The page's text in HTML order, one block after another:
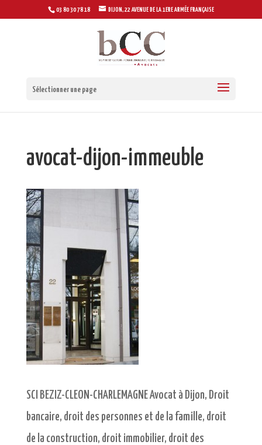
03 80 30 78 18 DIJON, 22 AVENUE DE LA 1ERE ARMÉE FRANÇAISE
Sélectionner une page
avocat-dijon-immeuble
SCI BEZIZ-CLEON-CHARLEMAGNE Avocat à Dijon, Droit
bancaire, droit des personnes et de la famille, droit
de la construction, droit immobilier, droit des